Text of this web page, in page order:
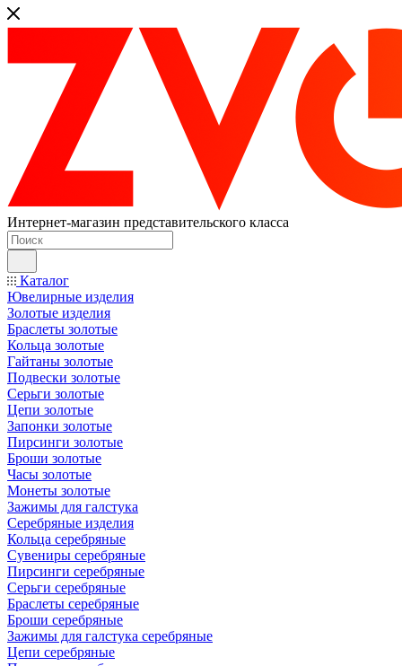
Интернет-магазин представительского класса
Каталог
Ювелирные изделия
Золотые изделия
Браслеты золотые
Кольца золотые
Гайтаны золотые
Подвески золотые
Серьги золотые
Цепи золотые
Запонки золотые
Пирсинги золотые
Броши золотые
Часы золотые
Монеты золотые
Зажимы для галстука
Серебряные изделия
Кольца серебряные
Сувениры серебряные
Пирсинги серебряные
Серьги серебряные
Браслеты серебряные
Броши серебряные
Зажимы для галстука серебряные
Цепи серебряные